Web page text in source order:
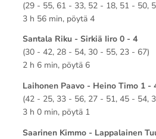
(29 - 55, 61 - 33, 52 - 18, 51 - 50,
3 h 56 min, pöytä 4
Santala Riku - Sirkiä Iiro 0 - 4
(30 - 42, 28 - 54, 30 - 55, 23 - 67)
2 h 6 min, pöytä 6
Laihonen Paavo - Heino Timo 1 -
(42 - 25, 33 - 56, 27 - 51, 45 - 54,
3 h 0 min, pöytä 1
Saarinen Kimmo - Lappalainen